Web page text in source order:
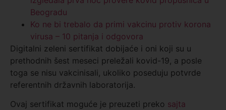
Beogradu
Ko ne bi trebalo da primi vakcinu protiv korona
virusa – 10 pitanja i odgovora
Digitalni zeleni sertifikat dobijaće i oni koji su u
prethodnih šest meseci preležali kovid-19, a posle
toga se nisu vakcinisali, ukoliko poseduju potvrde
referentnih državnih laboratorija.
Ovaj sertifikat moguće je preuzeti preko sajta